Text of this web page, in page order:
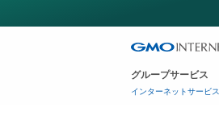
グループサービス
インターネットサービス